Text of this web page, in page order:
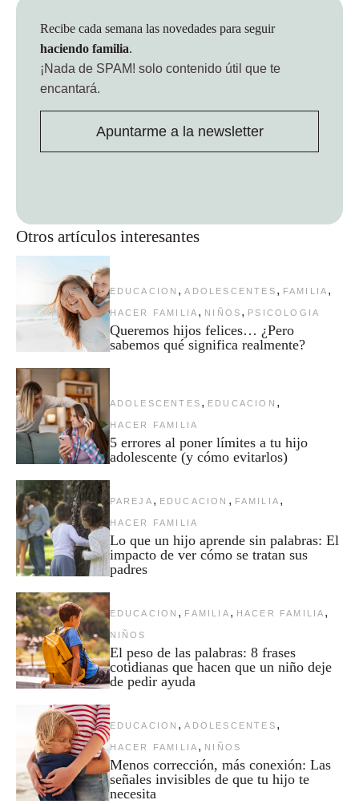
Otros artículos interesantes
EDUCACION , ADOLESCENTES , FAMILIA ,
HACER FAMILIA , NIÑOS , PSICOLOGIA
Queremos hijos felices… ¿Pero
sabemos qué significa realmente?
ADOLESCENTES , EDUCACION ,
HACER FAMILIA
5 errores al poner límites a tu hijo
adolescente (y cómo evitarlos)
PAREJA , EDUCACION , FAMILIA ,
HACER FAMILIA
Lo que un hijo aprende sin palabras: El
impacto de ver cómo se tratan sus
padres
EDUCACION , FAMILIA , HACER FAMILIA ,
NIÑOS
El peso de las palabras: 8 frases
cotidianas que hacen que un niño deje
de pedir ayuda
EDUCACION , ADOLESCENTES ,
HACER FAMILIA , NIÑOS
Menos corrección, más conexión: Las
señales invisibles de que tu hijo te
necesita
Recibe cada semana las novedades para seguir
haciendo familia.
¡Nada de SPAM! solo contenido útil que te
encantará.
Apuntarme a la newsletter